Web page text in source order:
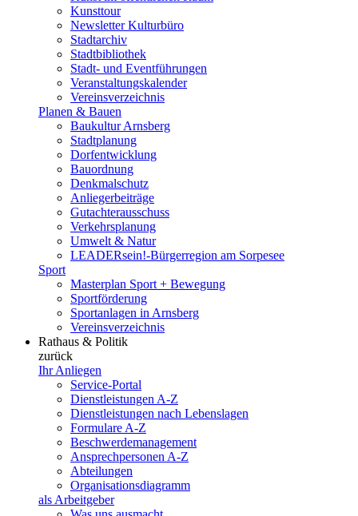
Kunsttour
Newsletter Kulturbüro
Stadtarchiv
Stadtbibliothek
Stadt- und Eventführungen
Veranstaltungskalender
Vereinsverzeichnis
Planen & Bauen
Baukultur Arnsberg
Stadtplanung
Dorfentwicklung
Bauordnung
Denkmalschutz
Anliegerbeiträge
Gutachterausschuss
Verkehrsplanung
Umwelt & Natur
LEADERsein!-Bürgerregion am Sorpesee
Sport
Masterplan Sport + Bewegung
Sportförderung
Sportanlagen in Arnsberg
Vereinsverzeichnis
Rathaus & Politik
zurück
Ihr Anliegen
Service-Portal
Dienstleistungen A-Z
Dienstleistungen nach Lebenslagen
Formulare A-Z
Beschwerdemanagement
Ansprechpersonen A-Z
Abteilungen
Organisationsdiagramm
als Arbeitgeber